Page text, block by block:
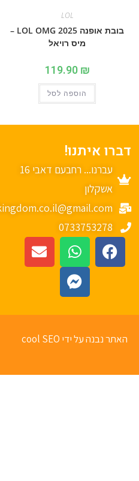
בובת אופנה 2025 LOL OMG –
מיס רויאל
119.90
הוספה לסל
דברו איתנו!
עברנו... רחבעם דאבי 16
אשקלון
mykingdom.co.il@gmail.com
0733753278
האתר נבנה על ידי cool SEO